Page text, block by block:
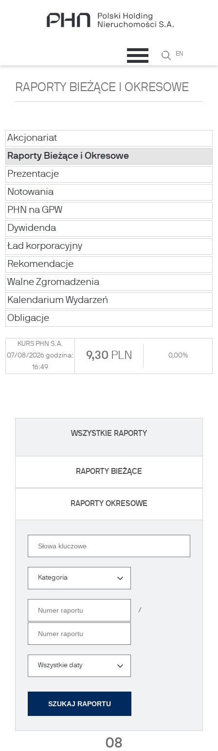
Formularz
SzukajEN
RAPORTY BIEŻĄCE I OKRESOWE
Akcjonariat
Raporty Bieżące i Okresowe
Prezentacje
Notowania
PHN na GPW
Dywidenda
Ład korporacyjny
Rekomendacje
Walne Zgromadzenia
Kalendarium Wydarzeń
Obligacje
KURS PHN S.A.
07/08/2026 godzina:
16:49
9,30 PLN 0,00%
WSZYSTKIE RAPORTY
RAPORTY BIEŻĄCE
RAPORTY OKRESOWE
Kategoria
/
Wszystkie daty
08